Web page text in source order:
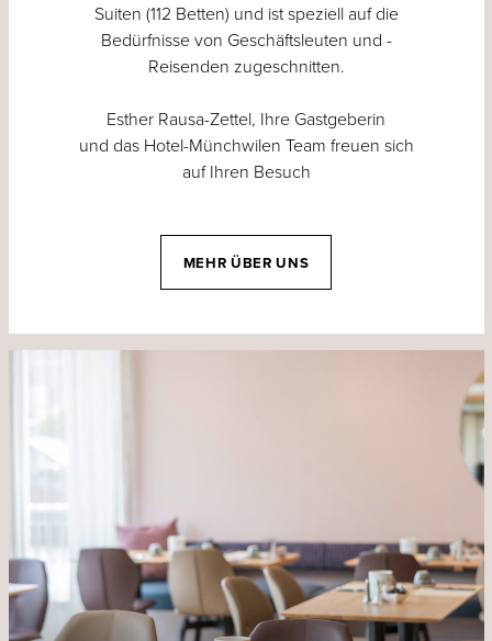
Suiten (112 Betten) und ist speziell auf die
Bedürfnisse von Geschäftsleuten und -
Reisenden zugeschnitten.
Esther Rausa-Zettel, Ihre Gastgeberin
und das Hotel-Münchwilen Team freuen sich
auf Ihren Besuch
MEHR ÜBER UNS